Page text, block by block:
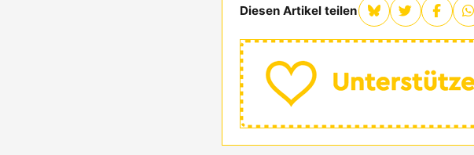
Diesen Artikel teilen